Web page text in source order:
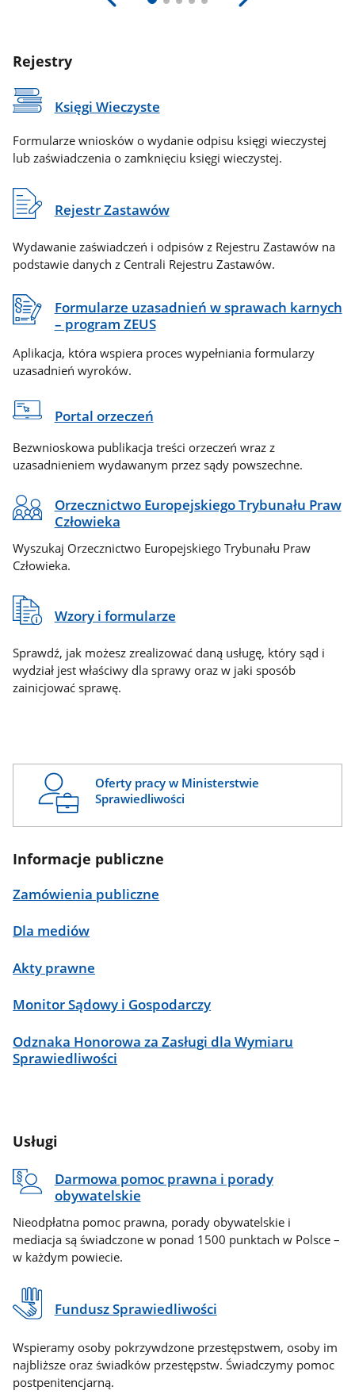
Rejestry
Księgi Wieczyste
Formularze wniosków o wydanie odpisu księgi wieczystej
lub zaświadczenia o zamknięciu księgi wieczystej.
Rejestr Zastawów
Wydawanie zaświadczeń i odpisów z Rejestru Zastawów na
podstawie danych z Centrali Rejestru Zastawów.
Formularze uzasadnień w sprawach karnych
– program ZEUS
Aplikacja, która wspiera proces wypełniania formularzy
uzasadnień wyroków.
Portal orzeczeń
Bezwnioskowa publikacja treści orzeczeń wraz z
uzasadnieniem wydawanym przez sądy powszechne.
Orzecznictwo Europejskiego Trybunału Praw
Człowieka
Wyszukaj Orzecznictwo Europejskiego Trybunału Praw
Człowieka.
Wzory i formularze
Sprawdź, jak możesz zrealizować daną usługę, który sąd i
wydział jest właściwy dla sprawy oraz w jaki sposób
zainicjować sprawę.
Oferty pracy w Ministerstwie
Sprawiedliwości
Informacje publiczne
Zamówienia publiczne
Dla mediów
Akty prawne
Monitor Sądowy i Gospodarczy
Odznaka Honorowa za Zasługi dla Wymiaru
Sprawiedliwości
Usługi
Darmowa pomoc prawna i porady
obywatelskie
Nieodpłatna pomoc prawna, porady obywatelskie i
mediacja są świadczone w ponad 1500 punktach w Polsce –
w każdym powiecie.
Fundusz Sprawiedliwości
Wspieramy osoby pokrzywdzone przestępstwem, osoby im
najbliższe oraz świadków przestępstw. Świadczymy pomoc
postpenitencjarną.